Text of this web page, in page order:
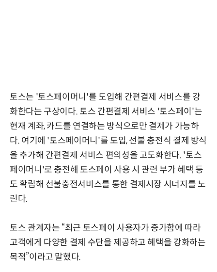
토스는 '토스페이머니'를 도입해 간편결제 서비스를 강
화한다는 구상이다. 토스 간편결제 서비스 '토스페이'는
현재 계좌, 카드를 연결하는 방식으로만 결제가 가능하
다. 여기에 '토스페이머니'를 도입, 선불 충전식 결제 방식
을 추가해 간편결제 서비스 편의성을 고도화한다. '토스
페이머니'로 충전해 토스페이 사용 시 관련 부가 혜택 등
도 확립해 선불충전서비스를 통한 결제시장 시너지를 노
린다.
토스 관계자는 “최근 토스페이 사용자가 증가함에 따라
고객에게 다양한 결제 수단을 제공하고 혜택을 강화하는
목적”이라고 말했다.